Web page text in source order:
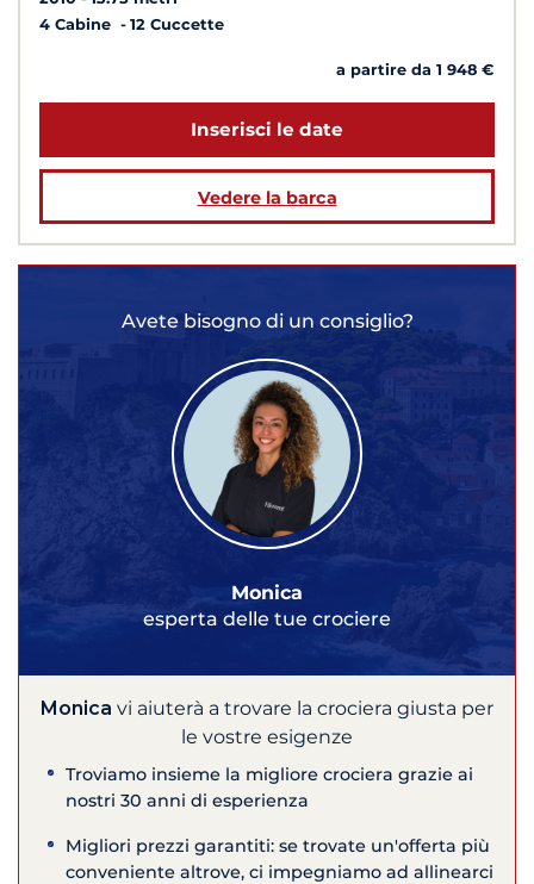
4 Cabine
12 Cuccette
a partire da 1 948 €
Inserisci le date
Vedere la barca
Avete bisogno di un consiglio?
Monica
esperta delle tue crociere
Monica vi aiuterà a trovare la crociera giusta per
le vostre esigenze
Troviamo insieme la migliore crociera grazie ai
nostri 30 anni di esperienza
Migliori prezzi garantiti: se trovate un'offerta più
conveniente altrove, ci impegniamo ad allinearci